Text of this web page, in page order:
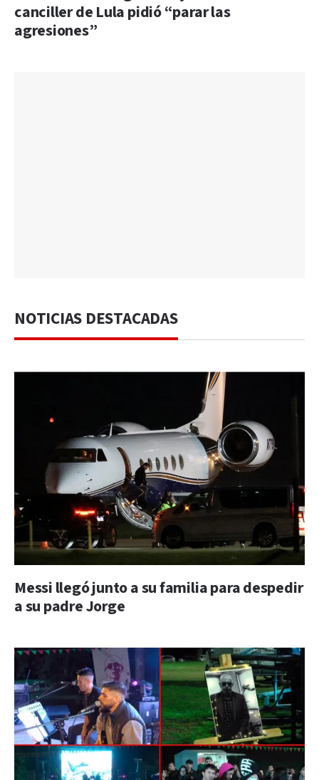
canciller de Lula pidió “parar las
agresiones”
NOTICIAS DESTACADAS
Messi llegó junto a su familia para despedir
a su padre Jorge